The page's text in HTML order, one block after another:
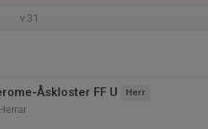
v.31
Åskloster FF U Herr